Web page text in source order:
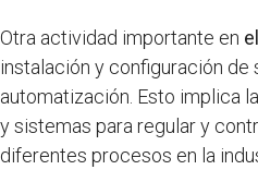
Otra actividad importante en
instalación y configuración
automatización. Esto implica
y sistemas para regular y
diferentes procesos en la